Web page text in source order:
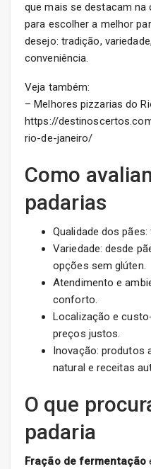
que mais se destacam na
para escolher a melhor
desejo: tradição,
conveniência.
Veja também:
– Melhores pizzarias do
https://
rio-de-janeiro/
Como
padarias
Qualidade dos
Variedade: desde
opções sem glúten.
Atendimento e
conforto.
Localização e
preços justos.
Inovação: produtos
natural e receitas
O que
padaria
Fração de fermentação